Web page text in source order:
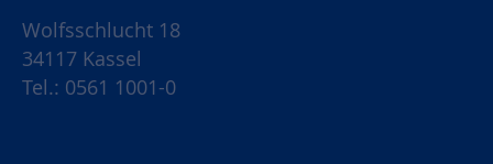
Wolfsschlucht 18
34117 Kassel
Tel.: 0561 1001-0